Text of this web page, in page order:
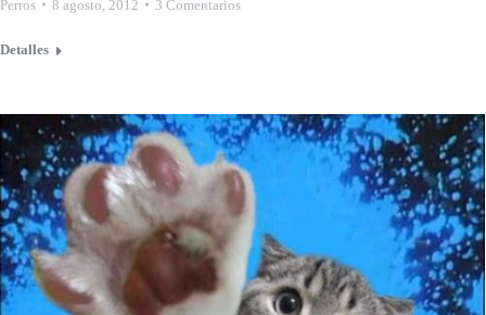
Perros 8 agosto, 2012 3 Comentarios
Detalles